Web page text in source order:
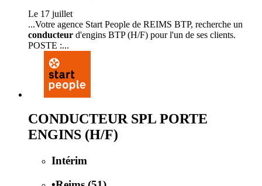
Le 17 juillet
...Votre agence Start People de REIMS BTP, recherche un
conducteur d'engins BTP (H/F) pour l'un de ses clients.
POSTE :...
CONDUCTEUR SPL PORTE
ENGINS (H/F)
Intérim